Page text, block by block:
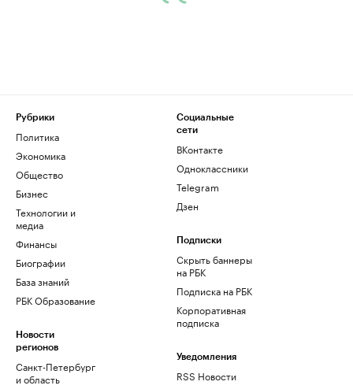
Рубрики
Политика
Экономика
Общество
Бизнес
Технологии и
медиа
Финансы
Биографии
База знаний
РБК Образование
Новости
регионов
Санкт-Петербург
и область
Социальные
сети
ВКонтакте
Одноклассники
Telegram
Дзен
Подписки
Скрыть баннеры
на РБК
Подписка на РБК
Корпоративная
подписка
Уведомления
RSS Новости